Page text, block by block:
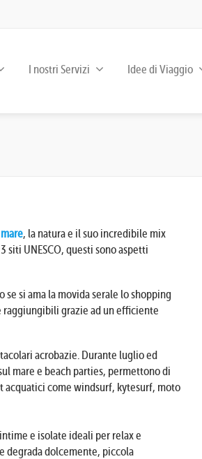
I nostri Servizi Idee di Viaggio
, la natura e il suo incredibile mix
UNESCO, questi sono aspetti
si ama la movida serale lo shopping
raggiungibili grazie ad un efficiente
acrobazie. Durante luglio ed
mare e beach parties, permettono di
acquatici come windsurf, kytesurf, moto
e isolate ideali per relax e
degrada dolcemente, piccola